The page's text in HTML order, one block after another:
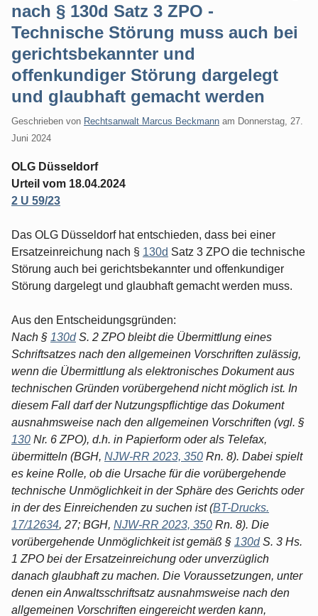
nach § 130d Satz 3 ZPO -
Technische Störung muss auch bei
gerichtsbekannter und
offenkundiger Störung dargelegt
und glaubhaft gemacht werden
Geschrieben von Rechtsanwalt Marcus Beckmann am Donnerstag, 27.
Juni 2024
OLG Düsseldorf
Urteil vom 18.04.2024
2 U 59/23
Das OLG Düsseldorf hat entschieden, dass bei einer
Ersatzeinreichung nach § 130d Satz 3 ZPO die technische
Störung auch bei gerichtsbekannter und offenkundiger
Störung dargelegt und glaubhaft gemacht werden muss.
Aus den Entscheidungsgründen:
Nach § 130dS. 2 ZPO bleibt die Übermittlung eines
Schriftsatzes nach den allgemeinen Vorschriften zulässig,
wenn die Übermittlung als elektronisches Dokument aus
technischen Gründen vorübergehend nicht möglich ist. In
diesem Fall darf der Nutzungspflichtige das Dokument
ausnahmsweise nach den allgemeinen Vorschriften (vgl. §
130 Nr. 6 ZPO), d.h. in Papierform oder als Telefax,
übermitteln (BGH, NJW-RR 2023, 350 Rn. 8). Dabei spielt
es keine Rolle, ob die Ursache für die vorübergehende
technische Unmöglichkeit in der Sphäre des Gerichts oder
in der des Einreichenden zu suchen ist (BT-Drucks.
17/12634, 27; BGH, NJW-RR 2023, 350 Rn. 8). Die
vorübergehende Unmöglichkeit ist gemäß § 130dS. 3 Hs.
1 ZPO bei der Ersatzeinreichung oder unverzüglich
danach glaubhaft zu machen. Die Voraussetzungen, unter
denen ein Anwaltsschriftsatz ausnahmsweise nach den
allgemeinen Vorschriften eingereicht werden kann,